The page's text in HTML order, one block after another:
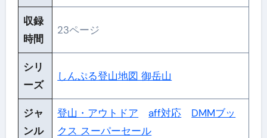
収録
時間
23ページ
シリ
ーズ
しんぷる登山地図 御岳山
ジャ
ンル
登山・アウトドア aff対応
DMMブッ
クス スーパーセール